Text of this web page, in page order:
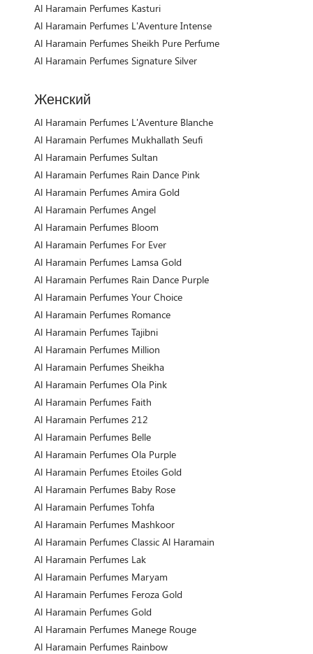
Al Haramain Perfumes Kasturi
Al Haramain Perfumes L'Aventure Intense
Al Haramain Perfumes Sheikh Pure Perfume
Al Haramain Perfumes Signature Silver
Женский
Al Haramain Perfumes L'Aventure Blanche
Al Haramain Perfumes Mukhallath Seufi
Al Haramain Perfumes Sultan
Al Haramain Perfumes Rain Dance Pink
Al Haramain Perfumes Amira Gold
Al Haramain Perfumes Angel
Al Haramain Perfumes Bloom
Al Haramain Perfumes For Ever
Al Haramain Perfumes Lamsa Gold
Al Haramain Perfumes Rain Dance Purple
Al Haramain Perfumes Your Choice
Al Haramain Perfumes Romance
Al Haramain Perfumes Tajibni
Al Haramain Perfumes Million
Al Haramain Perfumes Sheikha
Al Haramain Perfumes Ola Pink
Al Haramain Perfumes Faith
Al Haramain Perfumes 212
Al Haramain Perfumes Belle
Al Haramain Perfumes Ola Purple
Al Haramain Perfumes Etoiles Gold
Al Haramain Perfumes Baby Rose
Al Haramain Perfumes Tohfa
Al Haramain Perfumes Mashkoor
Al Haramain Perfumes Classic Al Haramain
Al Haramain Perfumes Lak
Al Haramain Perfumes Maryam
Al Haramain Perfumes Feroza Gold
Al Haramain Perfumes Gold
Al Haramain Perfumes Manege Rouge
Al Haramain Perfumes Rainbow